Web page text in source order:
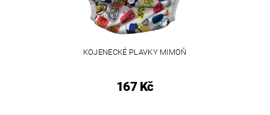
KOJENECKÉ PLAVKY MIMOŇ
167 Kč